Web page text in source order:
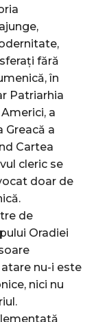
fără
în
Patriarhia
a
a
Cartea
cleric se
doar de
de
Oradiei
nu-i este
nici nu